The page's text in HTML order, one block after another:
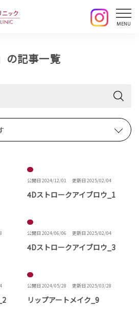
の記事一覧
公開日 2024/12/01 更新日 2025/02/04
4Dストロークアイブロウ_1
公開日 2024/06/06 更新日 2025/02/04
4Dストロークアイブロウ_3
公開日 2024/05/28 更新日 2025/03/28
リップアートメイク_9